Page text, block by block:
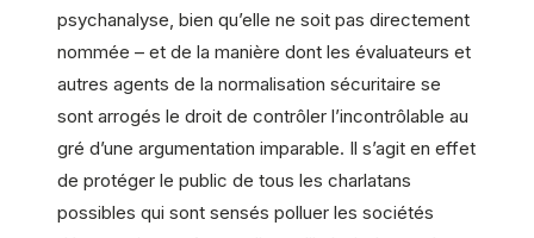
psychanalyse, bien qu’elle ne soit pas directement
nommée – et de la manière dont les évaluateurs et
autres agents de la normalisation sécuritaire se
sont arrogés le droit de contrôler l’incontrôlable au
gré d’une argumentation imparable. Il s’agit en effet
de protéger le public de tous les charlatans
possibles qui sont sensés polluer les sociétés